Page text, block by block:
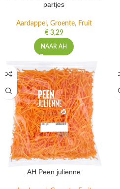
partjes
Aardappel, Groente, Fruit
€3,29
NAAR AH
AH Peen julienne